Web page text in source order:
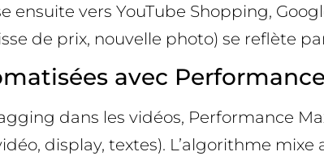
ensuite vers YouTube Shopping,
de prix, nouvelle photo) se reflète
avec
dans les vidéos, Performance
display, textes). L’algorithme